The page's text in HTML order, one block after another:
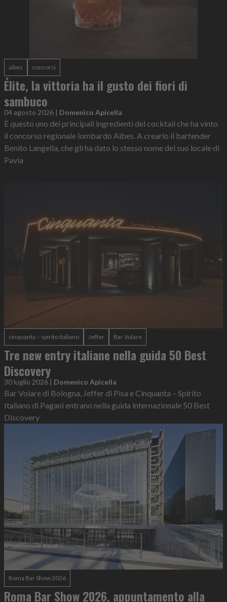
aibes concorsi
Élite, la vittoria ha il gusto dei fiori di
sambuco
04 agosto 2026 | Domenico Apicella
È questo uno dei principali ingredienti del cocktail che ha vinto
il concorso regionale lombardo Aibes. A crearlo il bartender
Benito Langella, che gli ha dato lo stesso nome del suo locale di
Pavia
cinquanta – spirito italiano Jeffer Bar Volare
Tre new entry italiane nella guida 50 Best
Discovery
30 luglio 2026 | Domenico Apicella
Bar Volare di Bologna, Jeffer di Pisa e Cinquanta – Spirito
Italiano di Pagani entrano nella guida internazionale 50 Best
Discovery
Roma Bar Show 2026
Roma Bar Show 2026, appuntamento alla